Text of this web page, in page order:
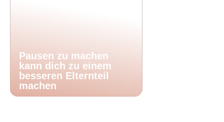
Pausen zu machen
kann dich zu einem
besseren Elternteil
machen